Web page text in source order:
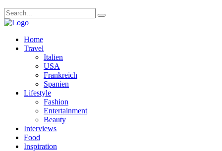
Home
Travel
Italien
USA
Frankreich
Spanien
Lifestyle
Fashion
Entertainment
Beauty
Interviews
Food
Inspiration